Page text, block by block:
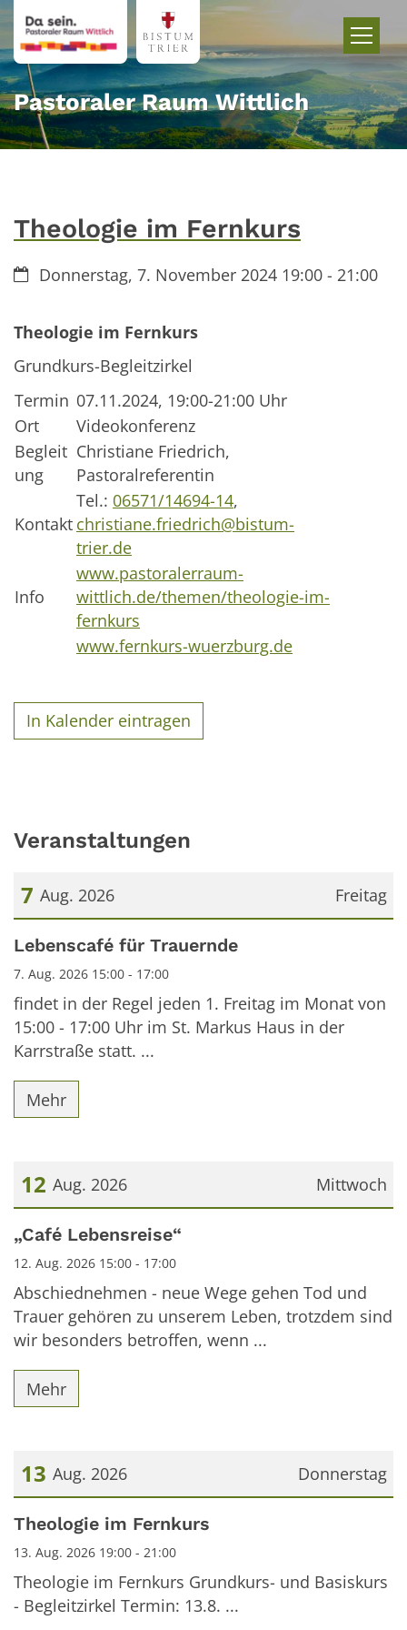
Zum Inhalt springen
Pastoraler Raum Wittlich
Theologie im Fernkurs
Datum:Donnerstag, 7. November 2024 19:00 - 21:00
Theologie im Fernkurs
Grundkurs-Begleitzirkel
Termin 07.11.2024, 19:00-21:00 Uhr
Ort
Videokonferenz
Begleit
ung
Christiane Friedrich,
Pastoralreferentin
Kontakt
Tel.: 06571/14694-14,
christiane.friedrich@bistum-
trier.de
Info
www.pastoralerraum-
wittlich.de/themen/theologie-im-
fernkurs
www.fernkurs-wuerzburg.de
In Kalender eintragen
Veranstaltungen
Freitag
7 Aug. 2026
Datum: 7. August 2026
Lebenscafé für Trauernde
7. Aug. 2026 15:00 - 17:00
findet in der Regel jeden 1. Freitag im Monat von
15:00 - 17:00 Uhr im St. Markus Haus in der
Karrstraße statt. ...
Mehr
Mittwoch
12 Aug. 2026
Datum: 12. August 2026
„Café Lebensreise“
12. Aug. 2026 15:00 - 17:00
Abschiednehmen - neue Wege gehen Tod und
Trauer gehören zu unserem Leben, trotzdem sind
wir besonders betroffen, wenn ...
Mehr
Donnerstag
13 Aug. 2026
Datum: 13. August 2026
Theologie im Fernkurs
13. Aug. 2026 19:00 - 21:00
Theologie im Fernkurs Grundkurs- und Basiskurs
- Begleitzirkel Termin: 13.8. ...